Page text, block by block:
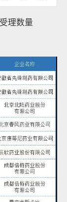
理数量